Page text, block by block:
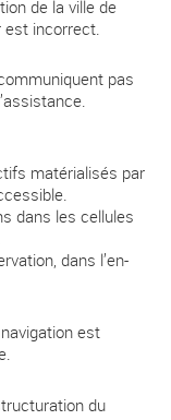
de la ville de
incorrect.
pas
matérialisés par
dans les cellules
dans l’en-
est
du